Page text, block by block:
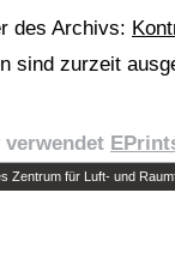
des Archivs:
sind zurzeit
für Luft- und